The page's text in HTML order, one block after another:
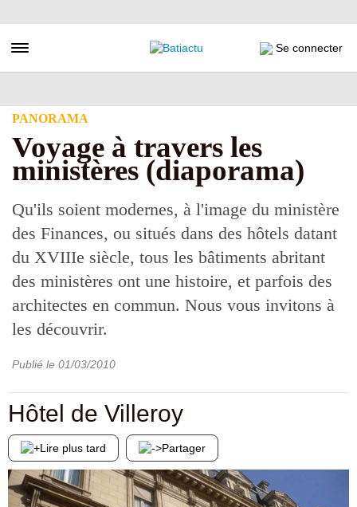
au
principal
Toggle navigation Se connecter
PANORAMA
Voyage à travers les
ministères (diaporama)
Qu'ils soient modernes, à l'image du ministère
des Finances, ou situés dans des hôtels datant
du XVIIIe siècle, tous les bâtiments abritant
des ministères ont une histoire, et parfois des
architectes en commun. Nous vous invitons à
les découvrir.
Publié le 01/03/2010
Hôtel de Villeroy
Lire plus tard Partager